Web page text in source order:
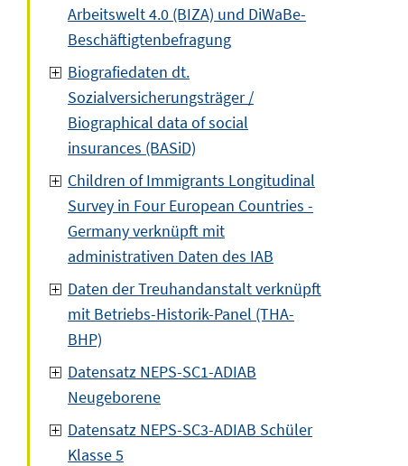
Arbeitswelt 4.0 (BIZA) und DiWaBe-
Beschäftigtenbefragung
Biografiedaten dt.
Sozialversicherungsträger /
Biographical data of social
insurances (BASiD)
Children of Immigrants Longitudinal
Survey in Four European Countries -
Germany verknüpft mit
administrativen Daten des IAB
Daten der Treuhandanstalt verknüpft
mit Betriebs-Historik-Panel (THA-
BHP)
Datensatz NEPS-SC1-ADIAB
Neugeborene
Datensatz NEPS-SC3-ADIAB Schüler
Klasse 5